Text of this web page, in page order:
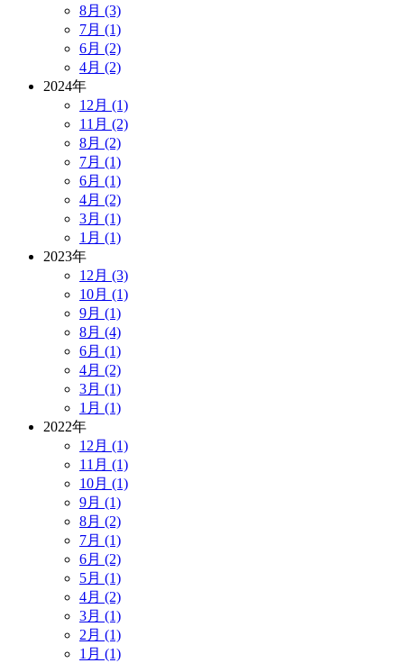
8月 (3)
7月 (1)
6月 (2)
4月 (2)
2024年
12月 (1)
11月 (2)
8月 (2)
7月 (1)
6月 (1)
4月 (2)
3月 (1)
1月 (1)
2023年
12月 (3)
10月 (1)
9月 (1)
8月 (4)
6月 (1)
4月 (2)
3月 (1)
1月 (1)
2022年
12月 (1)
11月 (1)
10月 (1)
9月 (1)
8月 (2)
7月 (1)
6月 (2)
5月 (1)
4月 (2)
3月 (1)
2月 (1)
1月 (1)